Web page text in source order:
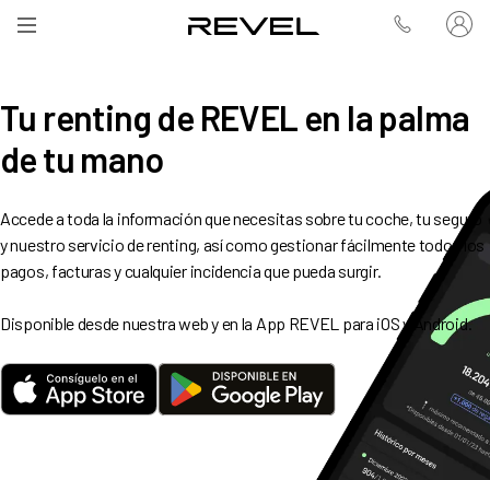
Tu renting de REVEL en la palma
de tu mano
Accede a toda la información que necesitas sobre tu coche, tu seguro
y nuestro servicio de renting, así como gestionar fácilmente todos los
pagos, facturas y cualquier incidencia que pueda surgir.
Disponible desde nuestra web y en la App REVEL para iOS y Android.